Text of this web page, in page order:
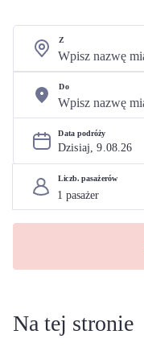
Z
Do
Data podróży
Dzisiaj, 9.08.26
Liczb. pasażerów
Na tej stronie